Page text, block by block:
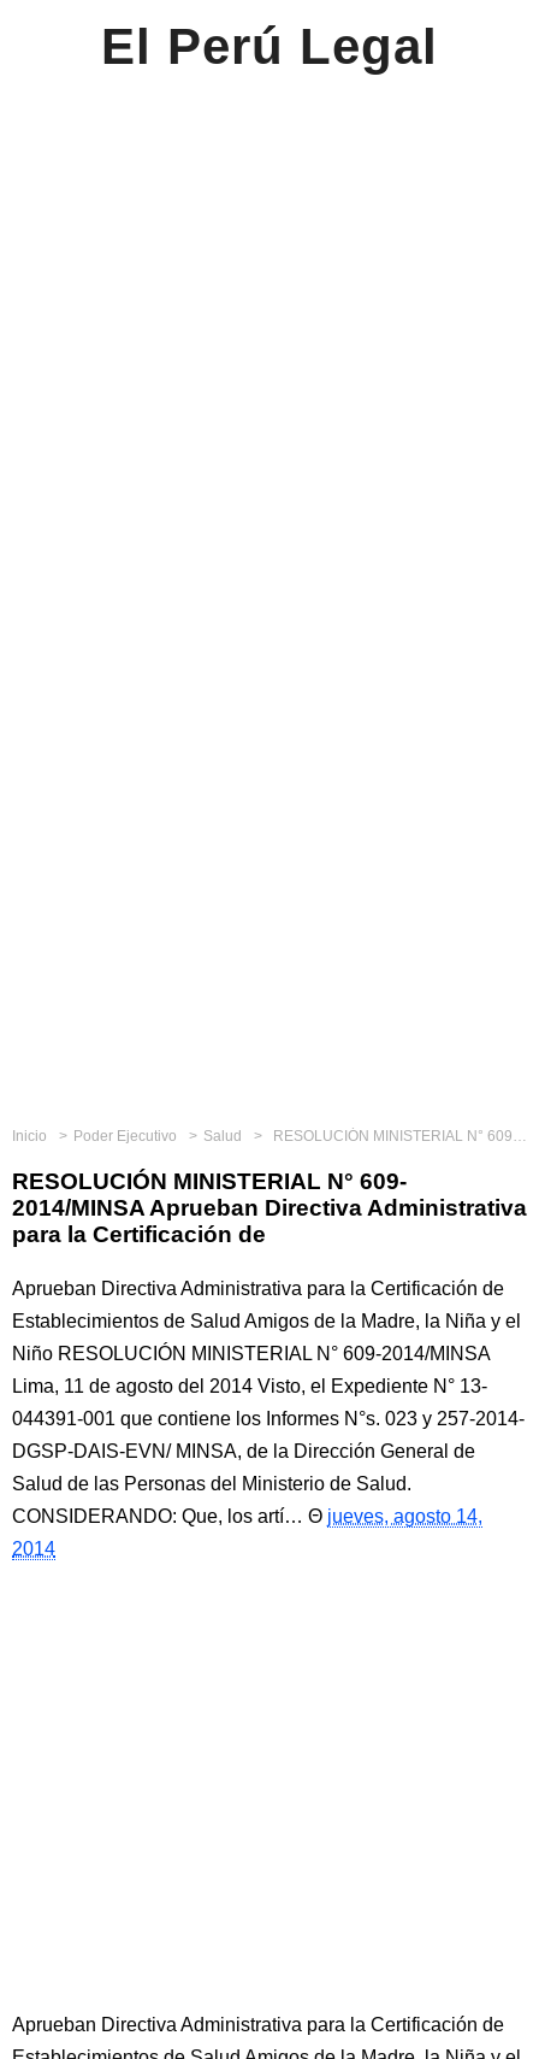
El Perú Legal
Inicio Poder Ejecutivo Salud RESOLUCIÓN MINISTERIAL N° 609-2014/MINSA Aprueban Directiva Administrativa para la Certificación de
RESOLUCIÓN MINISTERIAL N° 609-
2014/MINSA Aprueban Directiva Administrativa
para la Certificación de
Aprueban Directiva Administrativa para la Certificación de
Establecimientos de Salud Amigos de la Madre, la Niña y el
Niño RESOLUCIÓN MINISTERIAL N° 609-2014/MINSA
Lima, 11 de agosto del 2014 Visto, el Expediente N° 13-
044391-001 que contiene los Informes N°s. 023 y 257-2014-
DGSP-DAIS-EVN/ MINSA, de la Dirección General de
Salud de las Personas del Ministerio de Salud.
CONSIDERANDO: Que, los artí…
jueves, agosto 14,
2014
Aprueban Directiva Administrativa para la Certificación de